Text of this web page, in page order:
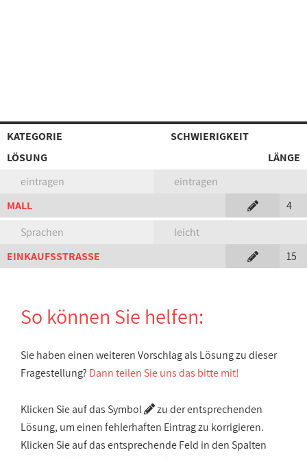
KATEGORIE
SCHWIERIGKEIT
LÖSUNG
LÄNGE
eintragen
eintragen
MALL
4
Sprachen
leicht
EINKAUFSSTRASSE
15
So können Sie helfen:
Sie haben einen weiteren Vorschlag als Lösung zu dieser
Fragestellung? Dann teilen Sie uns das bitte mit!
Klicken Sie auf das Symbol
zu der entsprechenden
Lösung, um einen fehlerhaften Eintrag zu korrigieren.
Klicken Sie auf das entsprechende Feld in den Spalten